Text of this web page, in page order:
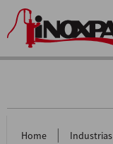
Home | Industrias